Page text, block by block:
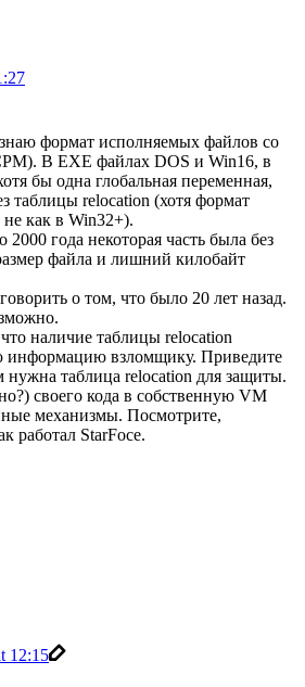
формат исполняемых файлов со
В EXE файлах DOS и Win16, в
бы одна глобальная переменная,
таблицы relocation (хотя формат
не как в Win32+).
года некоторая часть была без
файла и лишний килобайт
о том, что было 20 лет назад.
наличие таблицы relocation
информацию взломщику. Приведите
нужна таблица relocation для защиты.
своего кода в собственную VM
механизмы. Посмотрите,
работал StarFoce.
12:15